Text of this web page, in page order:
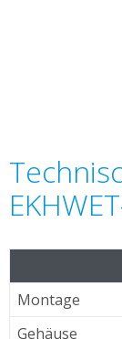
Montage
Gehäuse